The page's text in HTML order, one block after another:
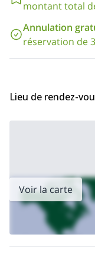
montant total
Annulation
réservation de
Lieu de rendez-
Voir la carte